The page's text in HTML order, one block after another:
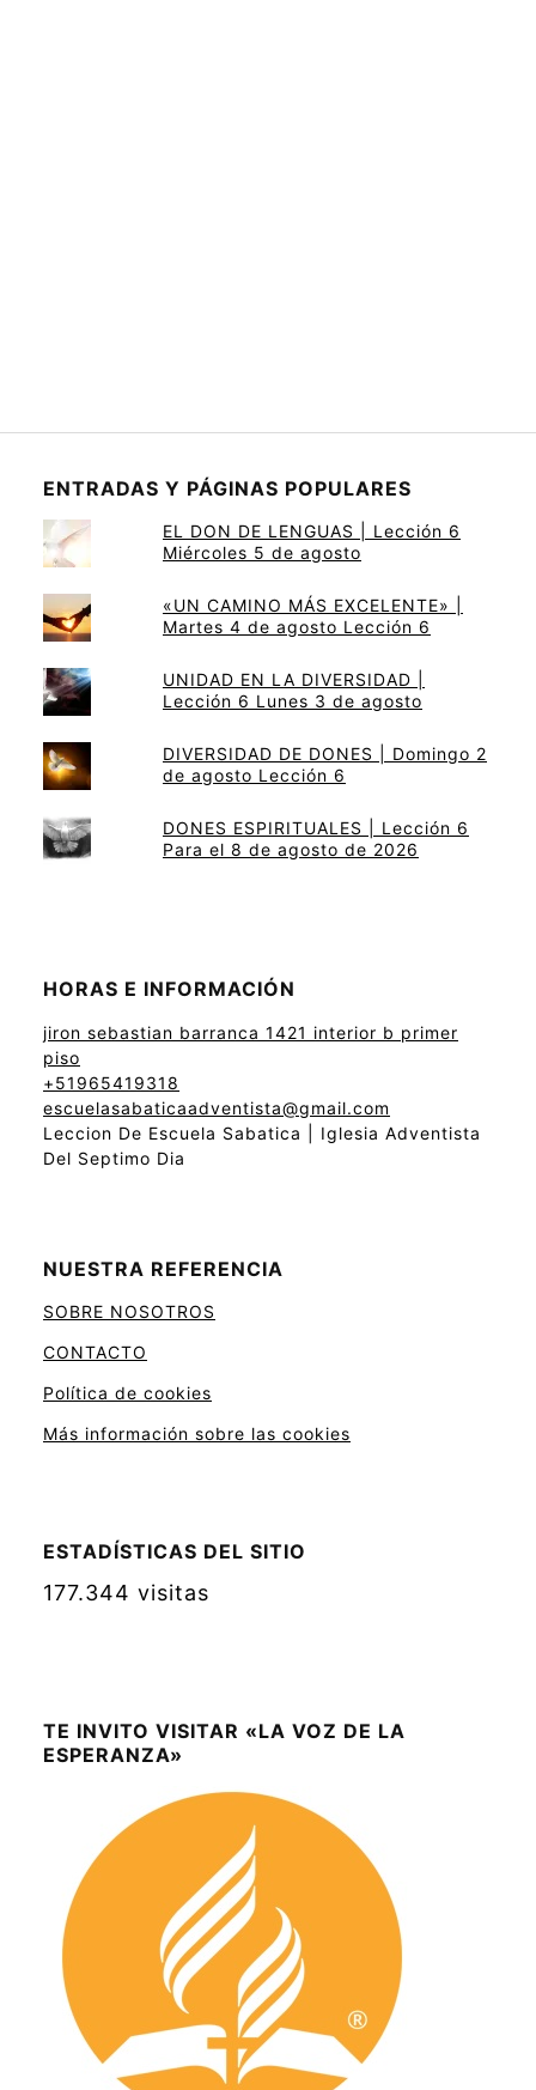
ENTRADAS Y PÁGINAS POPULARES
EL DON DE LENGUAS | Lección 6
Miércoles 5 de agosto
«UN CAMINO MÁS EXCELENTE» |
Martes 4 de agosto Lección 6
UNIDAD EN LA DIVERSIDAD |
Lección 6 Lunes 3 de agosto
DIVERSIDAD DE DONES | Domingo 2
de agosto Lección 6
DONES ESPIRITUALES | Lección 6
Para el 8 de agosto de 2026
HORAS E INFORMACIÓN
jiron sebastian barranca 1421 interior b primer
piso
+51965419318
escuelasabaticaadventista@gmail.com
Leccion De Escuela Sabatica | Iglesia Adventista
Del Septimo Dia
NUESTRA REFERENCIA
SOBRE NOSOTROS
CONTACTO
Política de cookies
Más información sobre las cookies
ESTADÍSTICAS DEL SITIO
177.344 visitas
TE INVITO VISITAR «LA VOZ DE LA
ESPERANZA»